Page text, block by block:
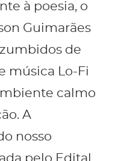
à poesia, o
Guimarães
de
música Lo-Fi
calmo
A
nosso
pelo Edital